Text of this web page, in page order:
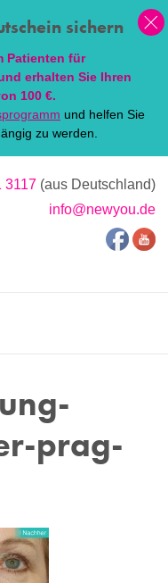
sichern
Patienten für
erhalten Sie Ihren
100 €.
und helfen Sie
zu werden.
3117 (aus Deutschland)
info@newyou.de
prag-